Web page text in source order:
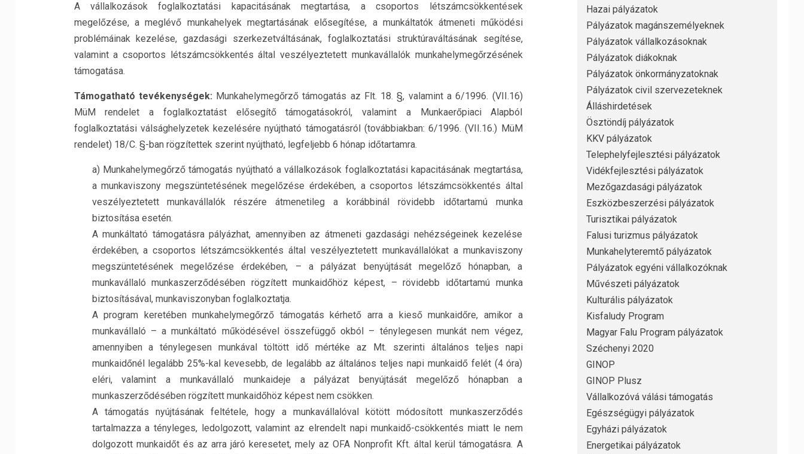
A vállalkozások foglalkoztatási kapacitásának megtartása, a csoportos létszámcsökkentések
megelőzése, a meglévő munkahelyek megtartásának elősegítése, a munkáltatók átmeneti működési
problémáinak kezelése, gazdasági szerkezetváltásának, foglalkoztatási struktúraváltásának segítése,
valamint a csoportos létszámcsökkentés által veszélyeztetett munkavállalók munkahelymegőrzésének
támogatása.
Támogatható tevékenységek: Munkahelymegőrző támogatás az Flt. 18. §, valamint a 6/1996. (VII.16)
MüM rendelet a foglalkoztatást elősegítő támogatásokról, valamint a Munkaerőpiaci Alapból
foglalkoztatási válsághelyzetek kezelésére nyújtható támogatásról (továbbiakban: 6/1996. (VII.16.) MüM
rendelet) 18/C. §-ban rögzítettek szerint nyújtható, legfeljebb 6 hónap időtartamra.
a) Munkahelymegőrző támogatás nyújtható a vállalkozások foglalkoztatási kapacitásának megtartása,
a munkaviszony megszüntetésének megelőzése érdekében, a csoportos létszámcsökkentés által
veszélyeztetett munkavállalók részére átmenetileg a korábbinál rövidebb időtartamú munka
biztosítása esetén.
A munkáltató támogatásra pályázhat, amennyiben az átmeneti gazdasági nehézségeinek kezelése
érdekében, a csoportos létszámcsökkentés által veszélyeztetett munkavállalókat a munkaviszony
megszüntetésének megelőzése érdekében, – a pályázat benyújtását megelőző hónapban, a
munkavállaló munkaszerződésében rögzített munkaidőhöz képest, – rövidebb időtartamú munka
biztosításával, munkaviszonyban foglalkoztatja.
A program keretében munkahelymegőrző támogatás kérhető arra a kieső munkaidőre, amikor a
munkavállaló – a munkáltató működésével összefüggő okból – ténylegesen munkát nem végez,
amennyiben a ténylegesen munkával töltött idő mértéke az Mt. szerinti általános teljes napi
munkaidőnél legalább 25%-kal kevesebb, de legalább az általános teljes napi munkaidő felét (4 óra)
eléri, valamint a munkavállaló munkaideje a pályázat benyújtását megelőző hónapban a
munkaszerződésében rögzített munkaidőhöz képest nem csökken.
A támogatás nyújtásának feltétele, hogy a munkavállalóval kötött módosított munkaszerződés
tartalmazza a tényleges, ledolgozott, valamint az elrendelt napi munkaidő-csökkentés miatt le nem
dolgozott munkaidőt és az arra járó keresetet, mely az OFA Nonprofit Kft. által kerül támogatásra. A
Hazai pályázatok
Pályázatok magánszemélyeknek
Pályázatok vállalkozásoknak
Pályázatok diákoknak
Pályázatok önkormányzatoknak
Pályázatok civil szervezeteknek
Álláshirdetések
Ösztöndíj pályázatok
KKV pályázatok
Telephelyfejlesztési pályázatok
Vidékfejlesztési pályázatok
Mezőgazdasági pályázatok
Eszközbeszerzési pályázatok
Turisztikai pályázatok
Falusi turizmus pályázatok
Munkahelyteremtő pályázatok
Pályázatok egyéni vállalkozóknak
Művészeti pályázatok
Kulturális pályázatok
Kisfaludy Program
Magyar Falu Program pályázatok
Széchenyi 2020
GINOP
GINOP Plusz
Vállalkozóvá válási támogatás
Egészségügyi pályázatok
Egyházi pályázatok
Energetikai pályázatok